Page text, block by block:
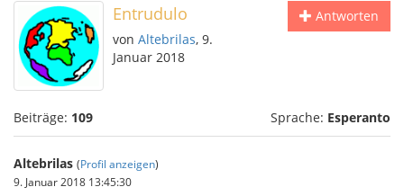
Antworten
Entrudulo
von Altebrilas, 9.
Januar 2018
Beiträge: 109 Sprache: Esperanto
Altebrilas (Profil anzeigen)
9. Januar 2018 13:45:30